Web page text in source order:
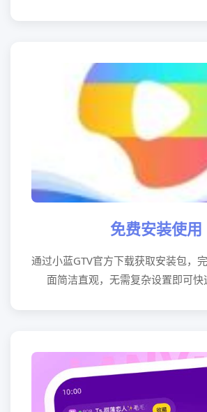
免费安装使用
通过小蓝GTV官方下载获取安装包，
面简洁直观，无需复杂设置即可快